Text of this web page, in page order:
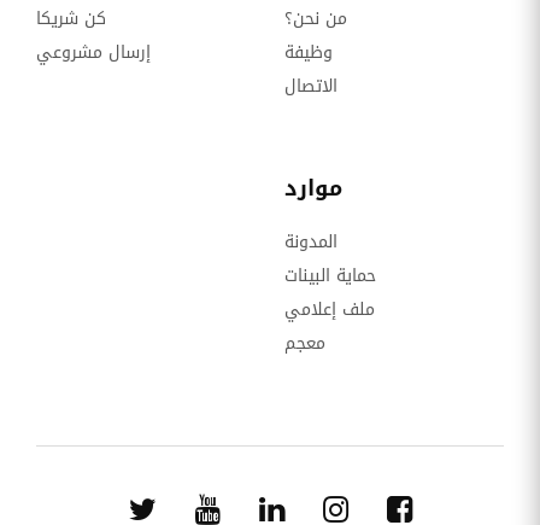
من نحن؟
وظيفة
الاتصال
كن شريكا
إرسال مشروعي
موارد
المدونة
حماية البينات
ملف إعلامي
معجم